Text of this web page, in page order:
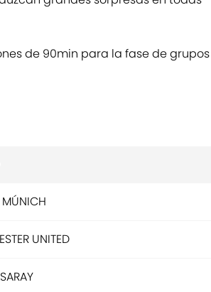
de 90min para la fase de grupos
MÚNICH
UNITED